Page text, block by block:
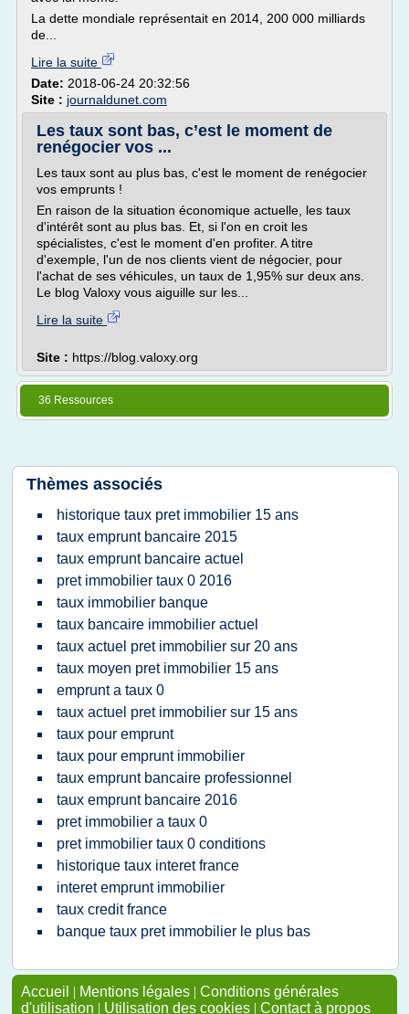
La dette mondiale représentait en 2014, 200 000 milliards
de...
Lire la suite
Date: 2018-06-24 20:32:56
Site : journaldunet.com
Les taux sont bas, c’est le moment de
renégocier vos ...
Les taux sont au plus bas, c'est le moment de renégocier
vos emprunts !
En raison de la situation économique actuelle, les taux
d'intérêt sont au plus bas. Et, si l'on en croit les
spécialistes, c'est le moment d'en profiter. A titre
d'exemple, l'un de nos clients vient de négocier, pour
l'achat de ses véhicules, un taux de 1,95% sur deux ans.
Le blog Valoxy vous aiguille sur les...
Lire la suite
Site : https://blog.valoxy.org
36 Ressources
Thèmes associés
historique taux pret immobilier 15 ans
taux emprunt bancaire 2015
taux emprunt bancaire actuel
pret immobilier taux 0 2016
taux immobilier banque
taux bancaire immobilier actuel
taux actuel pret immobilier sur 20 ans
taux moyen pret immobilier 15 ans
emprunt a taux 0
taux actuel pret immobilier sur 15 ans
taux pour emprunt
taux pour emprunt immobilier
taux emprunt bancaire professionnel
taux emprunt bancaire 2016
pret immobilier a taux 0
pret immobilier taux 0 conditions
historique taux interet france
interet emprunt immobilier
taux credit france
banque taux pret immobilier le plus bas
Accueil | Mentions légales | Conditions générales
d'utilisation | Utilisation des cookies | Contact à propos